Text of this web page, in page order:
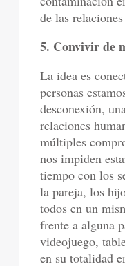
de las
5. Convivir de
La idea es
personas
desconexión,
relaciones
múltiples
nos impiden
tiempo con los
la pareja, los
todos en un
frente a alguna
videojuego,
en su totalidad